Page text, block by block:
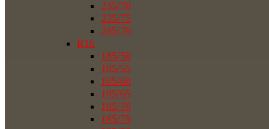
235/70
235/75
245/70
R16
185/50
185/55
185/60
185/65
185/70
185/75